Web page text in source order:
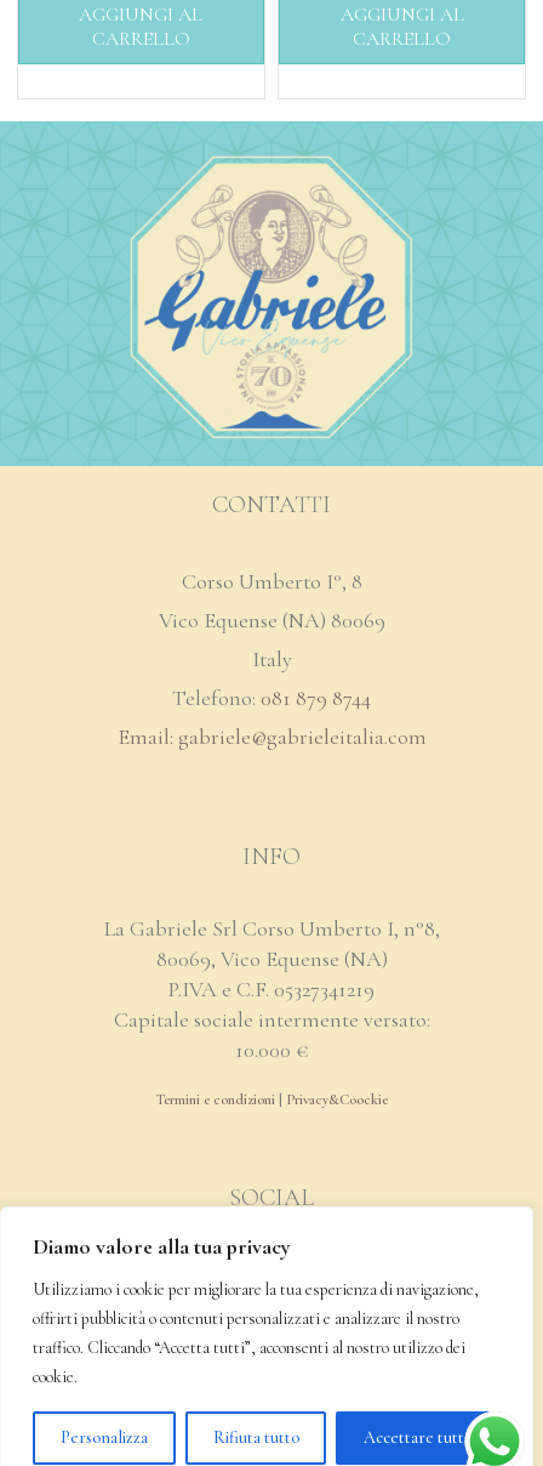
Diamo valore alla tua privacy
Utilizziamo i cookie per migliorare la tua esperienza di navigazione,
offrirti pubblicità o contenuti personalizzati e analizzare il nostro
traffico. Cliccando “Accetta tutti”, acconsenti al nostro utilizzo dei
cookie.
Personalizza Rifiuta tutto Accettare tutto
AGGIUNGI AL
CARRELLO
AGGIUNGI AL
CARRELLO
CONTATTI
Corso Umberto I°, 8
Vico Equense (NA) 80069
Italy
Telefono: 081 879 8744
Email: gabriele@gabrieleitalia.com
INFO
La Gabriele Srl Corso Umberto I, n°8,
80069, Vico Equense (NA)
P.IVA e C.F. 05327341219
Capitale sociale intermente versato:
10.000 €
Termini e condizioni Privacy&Coockie
SOCIAL
SPEDIZIONE & PAGAMENTO
Design byZoomart.net